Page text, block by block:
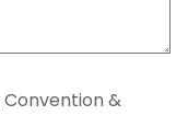
Convention &